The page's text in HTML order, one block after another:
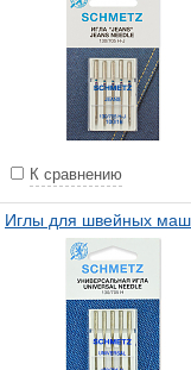
К сравнению
Иглы для швейных